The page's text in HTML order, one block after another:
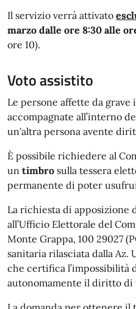
Il servizio verrà attivato
marzo dalle ore 8:30 alle
ore 10).
Voto assistito
Le persone affette da grave
accompagnate all’interno
un'altra persona avente
È possibile richiedere al
un timbro sulla tessera
permanente di poter
La richiesta di apposizione
all’Ufficio Elettorale del
Monte Grappa, 100 29027
sanitaria rilasciata dalla Az.
che certifica l’impossibilità
autonomamente il diritto di